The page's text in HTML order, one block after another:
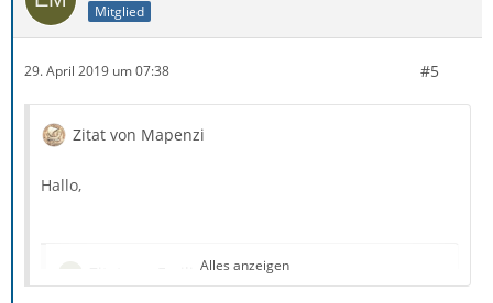
Mitglied
29. April 2019 um 07:38 #5
Zitat von Mapenzi
Hallo,
Zitat von EmiliaAlles anzeigen